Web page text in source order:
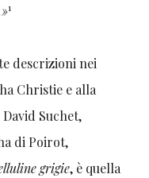
1
descrizioni nei
Christie e alla
Suchet,
di Poirot,
grigie, è quella